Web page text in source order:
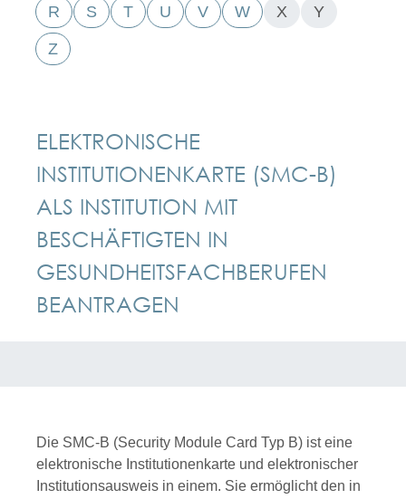
R S T U V W X Y
Z
ELEKTRONISCHE
INSTITUTIONENKARTE (SMC-B)
ALS INSTITUTION MIT
BESCHÄFTIGTEN IN
GESUNDHEITSFACHBERUFEN
BEANTRAGEN
Die SMC-B (Security Module Card Typ B) ist eine
elektronische Institutionenkarte und elektronischer
Institutionsausweis in einem. Sie ermöglicht den in